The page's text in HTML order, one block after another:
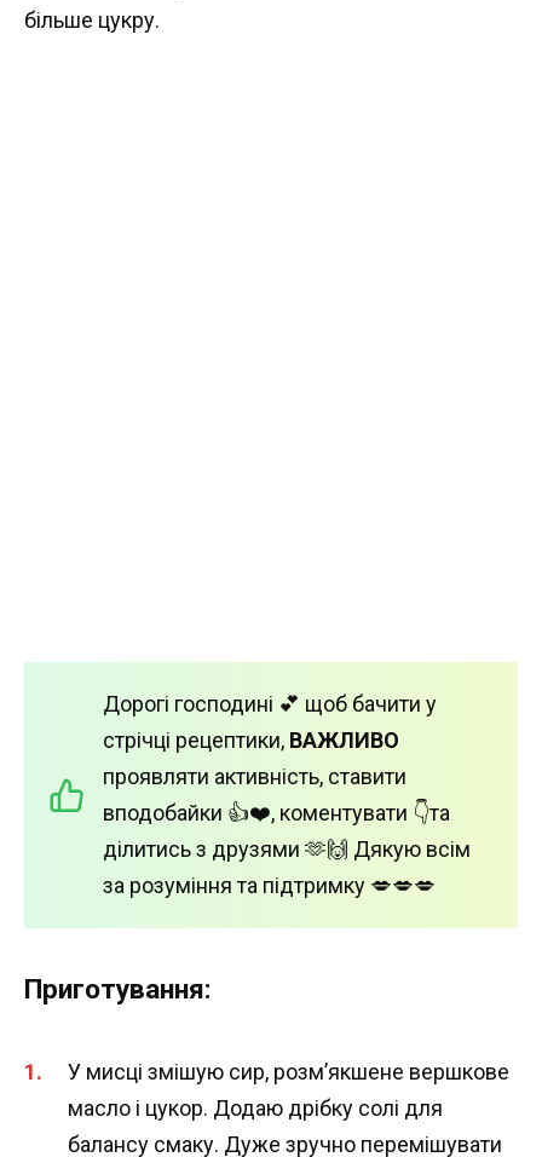
більше цукру.
Дорогі господині 💕 щоб бачити у
стрічці рецептики, ВАЖЛИВО
проявляти активність, ставити
вподобайки 👍❤️, коментувати 👇та
ділитись з друзями 🫶🙌 Дякую всім
за розуміння та підтримку 💋💋💋
Приготування:
У мисці змішую сир, розм’якшене вершкове
масло і цукор. Додаю дрібку солі для
балансу смаку. Дуже зручно перемішувати